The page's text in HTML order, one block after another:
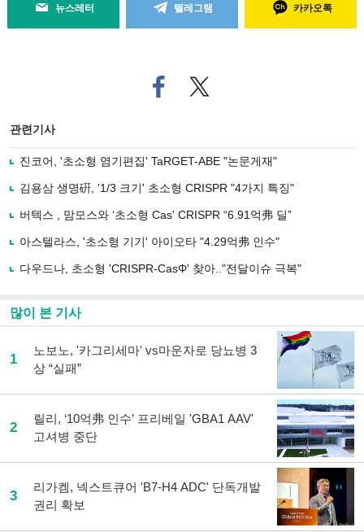
뉴스레터 텔레그램 카카오톡
페
이
로
사
유
기
트위
터로
관련기사
진코어, '초소형 염기편집' TaRGET-ABE "논문게재"
김용삼 생명硏, '1/3 크기' 초소형 CRISPR "4가지 특징"
버텍스 , 맘모스와 ‘초소형 Cas' CRISPR “6.91억弗 딜”
아스텔라스, '초소형 기기' 아이오타 "4.29억弗 인수"
다우드나, 초소형 'CRISPR-CasΦ' 찾아.."전달이슈 극복"
많이 본 기사
1
노보노, '카그리세마' vs마운자로 당뇨병 3
상 “실패”
2
릴리, ‘10억弗 인수’ 프리베일 'GBA1 AAV'
고셔병 중단
3
리가켐, 넥스트큐어 'B7-H4 ADC' 단독개발
권리 확보